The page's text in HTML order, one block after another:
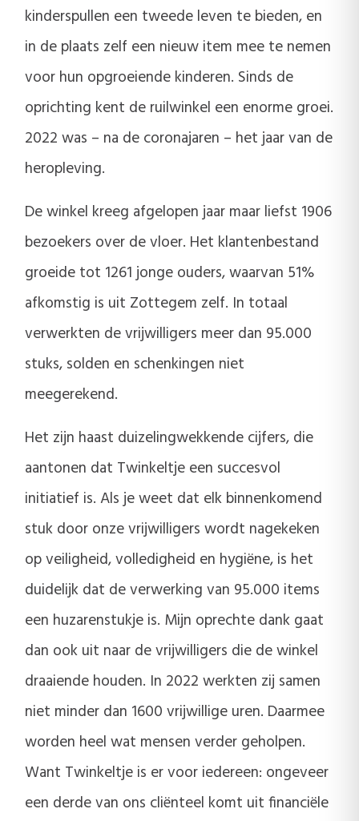
kinderspullen een tweede leven te bieden, en
in de plaats zelf een nieuw item mee te nemen
voor hun opgroeiende kinderen. Sinds de
oprichting kent de ruilwinkel een enorme groei.
2022 was – na de coronajaren – het jaar van de
heropleving.
De winkel kreeg afgelopen jaar maar liefst 1906
bezoekers over de vloer. Het klantenbestand
groeide tot 1261 jonge ouders, waarvan 51%
afkomstig is uit Zottegem zelf. In totaal
verwerkten de vrijwilligers meer dan 95.000
stuks, solden en schenkingen niet
meegerekend.
Het zijn haast duizelingwekkende cijfers, die
aantonen dat Twinkeltje een succesvol
initiatief is. Als je weet dat elk binnenkomend
stuk door onze vrijwilligers wordt nagekeken
op veiligheid, volledigheid en hygiëne, is het
duidelijk dat de verwerking van 95.000 items
een huzarenstukje is. Mijn oprechte dank gaat
dan ook uit naar de vrijwilligers die de winkel
draaiende houden. In 2022 werkten zij samen
niet minder dan 1600 vrijwillige uren. Daarmee
worden heel wat mensen verder geholpen.
Want Twinkeltje is er voor iedereen: ongeveer
een derde van ons cliënteel komt uit financiële